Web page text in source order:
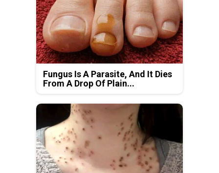
Fungus Is A Parasite, And It Dies
From A Drop Of Plain...